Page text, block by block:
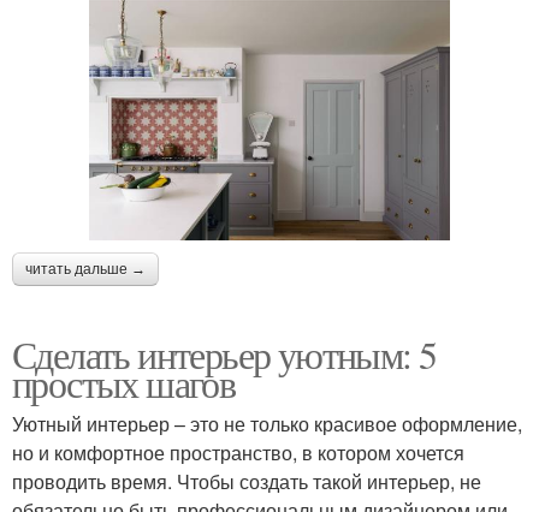
читать дальше →
Сделать интерьер уютным: 5
простых шагов
Уютный интерьер – это не только красивое оформление,
но и комфортное пространство, в котором хочется
проводить время. Чтобы создать такой интерьер, не